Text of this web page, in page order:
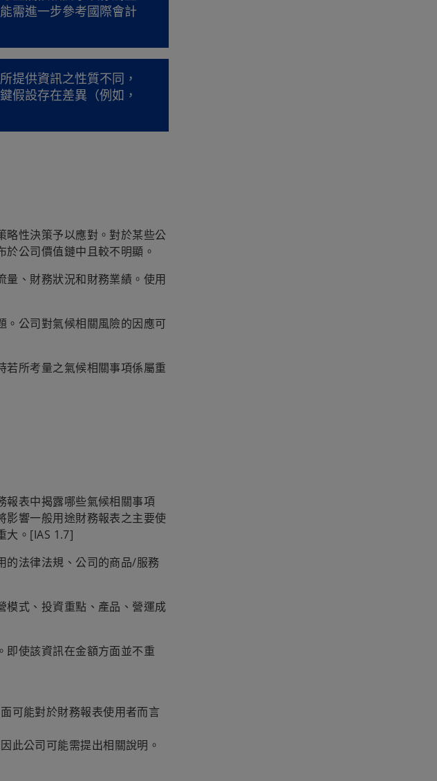
需進一步參考國際會計
提供資訊之性質不同，
假設存在差異（例如，
略性決策予以應對。對於某些公
公司價值鏈中且較不明顯。
、財務狀況和財務業績。使用
。公司對氣候相關風險的因應可
若所考量之氣候相關事項係屬重
報表中揭露哪些氣候相關事項
影響一般用途財務報表之主要使
大。[IAS 1.7]
的法律法規、公司的商品/服務
模式、投資重點、產品、營運成
即使該資訊在金額方面並不重
可能對於財務報表使用者而言
此公司可能需提出相關說明。